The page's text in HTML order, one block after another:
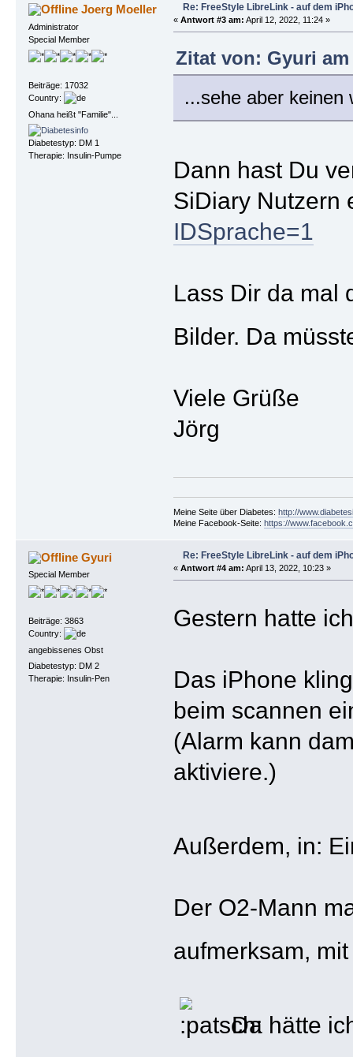
Joerg Moeller
Administrator
Special Member
Beiträge: 17032
Country:
Ohana heißt "Familie"...
Diabetestyp: DM 1
Therapie: Insulin-Pumpe
Re: FreeStyle LibreLink - auf dem
« Antwort #3 am: April 12, 2022, 11:24 »
Zitat von: Gyuri am
...sehe aber
Dann hast Du
SiDiary Nutzern
IDSprache=1
Lass Dir da mal
Bilder. Da
Viele Grüße
Jörg
Meine Seite über Diabetes: http://
Meine Facebook-Seite: https://
Gyuri
Special Member
Beiträge: 3863
Country:
angebissenes Obst
Diabetestyp: DM 2
Therapie: Insulin-Pen
Re: FreeStyle LibreLink - auf dem
« Antwort #4 am: April 13, 2022, 10:23 »
Gestern hatte
Das iPhone
beim scannen
(Alarm kann
aktiviere.)
Außerdem, in:
Der O2-Mann
aufmerksam,
Da hätte